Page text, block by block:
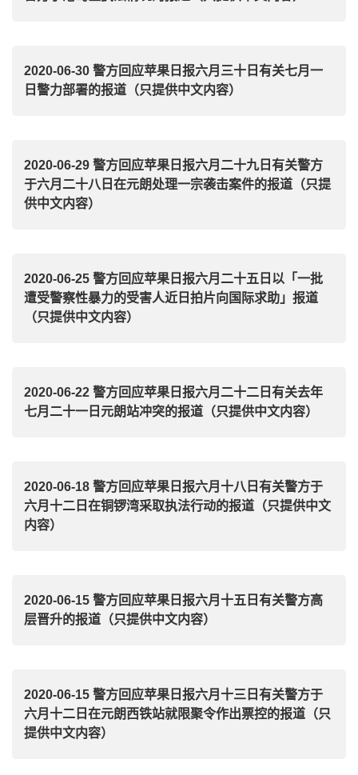
2020-06-30 警方回应苹果日报六月三十日有关七月一
日警力部署的报道（只提供中文内容）
2020-06-29 警方回应苹果日报六月二十九日有关警方
于六月二十八日在元朗处理一宗袭击案件的报道（只提
供中文内容）
2020-06-25 警方回应苹果日报六月二十五日以「一批
遭受警察性暴力的受害人近日拍片向国际求助」报道
（只提供中文内容）
2020-06-22 警方回应苹果日报六月二十二日有关去年
七月二十一日元朗站冲突的报道（只提供中文内容）
2020-06-18 警方回应苹果日报六月十八日有关警方于
六月十二日在铜锣湾采取执法行动的报道（只提供中文
内容）
2020-06-15 警方回应苹果日报六月十五日有关警方高
层晋升的报道（只提供中文内容）
2020-06-15 警方回应苹果日报六月十三日有关警方于
六月十二日在元朗西铁站就限聚令作出票控的报道（只
提供中文内容）